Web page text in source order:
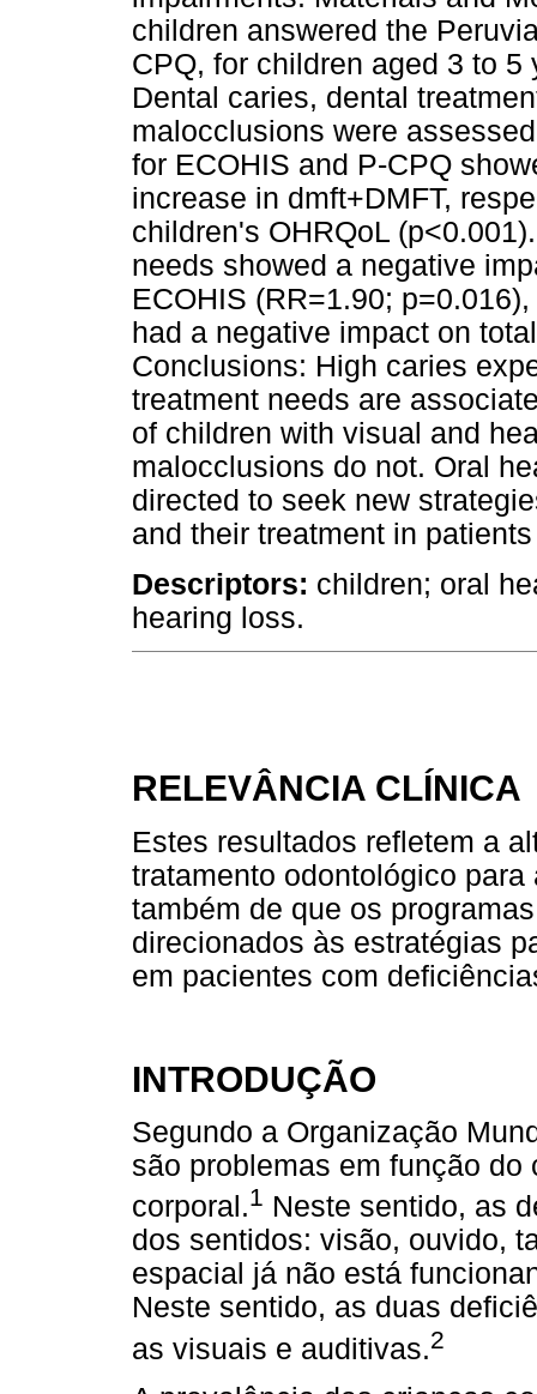
children answered the
CPQ, for children aged 3 to
Dental caries, dental
malocclusions were
for ECOHIS and P-CPQ
increase in dmft+DMFT,
children's OHRQoL
needs showed a negative
ECOHIS (RR=1.90;
had a negative impact on
Conclusions: High caries
treatment needs are
of children with visual and
malocclusions do not. Oral
directed to seek new
and their treatment in
Descriptors: children; oral
hearing loss.
RELEVÂNCIA CLÍNICA
Estes resultados refletem a
tratamento odontológico
também de que os
direcionados às estratégias
em pacientes com
INTRODUÇÃO
Segundo a Organização
são problemas em função
corporal.1 Neste sentido, as
dos sentidos: visão, ouvido,
espacial já não está
Neste sentido, as duas
as visuais e auditivas.2